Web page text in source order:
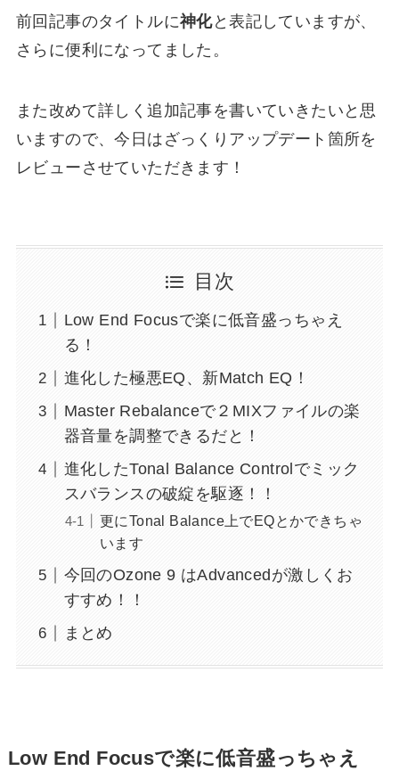
前回記事のタイトルに神化と表記していますが、
さらに便利になってました。
また改めて詳しく追加記事を書いていきたいと思
いますので、今日はざっくりアップデート箇所を
レビューさせていただきます！
目次
Low End Focusで楽に低音盛っちゃえ
る！
進化した極悪EQ、新Match EQ！
Master Rebalanceで２MIXファイルの楽
器音量を調整できるだと！
進化したTonal Balance Controlでミック
スバランスの破綻を駆逐！！
更にTonal Balance上でEQとかできちゃ
います
今回のOzone 9 はAdvancedが激しくお
すすめ！！
まとめ
Low End Focusで楽に低音盛っちゃえ